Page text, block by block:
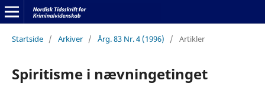
Startside / Arkiver / Årg. 83 Nr. 4 (1996) / Artikler
Spiritisme i nævningetinget